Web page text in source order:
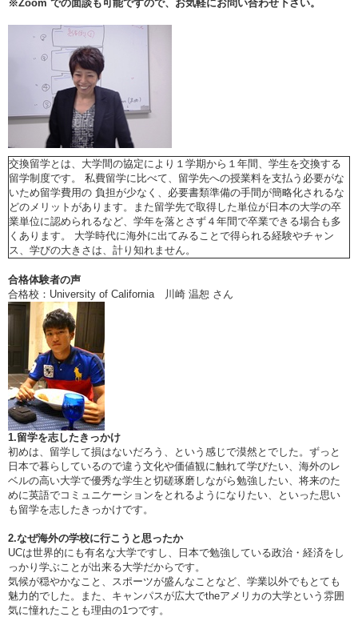
※Zoom での面談も可能ですので、お気軽にお問い合わせ下さい。
交換留学とは、大学間の協定により１学期から１年間、学生を交換する
留学制度です。 私費留学に比べて、留学先への授業料を支払う必要がな
いため留学費用の 負担が少なく、必要書類準備の手間が簡略化されるな
どのメリットがあります。また留学先で取得した単位が日本の大学の卒
業単位に認められるなど、学年を落とさず４年間で卒業できる場合も多
くあります。 大学時代に海外に出てみることで得られる経験やチャン
ス、学びの大きさは、計り知れません。
合格体験者の声
合格校：University of California 川崎 温恕 さん
1.留学を志したきっかけ
初めは、留学して損はないだろう、という感じで漠然とでした。ずっと
日本で暮らしているので違う文化や価値観に触れて学びたい、海外のレ
ベルの高い大学で優秀な学生と切磋琢磨しながら勉強したい、将来のた
めに英語でコミュニケーションをとれるようになりたい、といった思い
も留学を志したきっかけです。
2.なぜ海外の学校に行こうと思ったか
UCは世界的にも有名な大学ですし、日本で勉強している政治・経済をし
っかり学ぶことが出来る大学だからです。
気候が穏やかなこと、スポーツが盛んなことなど、学業以外でもとても
魅力的でした。また、キャンパスが広大でtheアメリカの大学という雰囲
気に憧れたことも理由の1つです。